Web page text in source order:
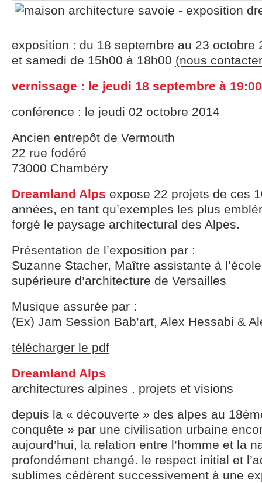
exposition : du 18 septembre au 23 octobre
et samedi de 15h00 à 18h00 (nous
vernissage : le jeudi 18 septembre à 19:00
conférence : le jeudi 02 octobre 2014
Ancien entrepôt de Vermouth
22 rue fodéré
73000 Chambéry
Dreamland Alps expose 22 projets de ces
années, en tant qu’exemples les plus
forgé le paysage architectural des Alpes.
Présentation de l’exposition par :
Suzanne Stacher, Maître assistante à
supérieure d’architecture de Versailles
Musique assurée par :
(Ex) Jam Session Bab’art, Alex Hessabi &
télécharger le pdf
Dreamland Alps
architectures alpines . projets et visions
depuis la « découverte » des alpes au
conquête » par une civilisation urbaine
aujourd’hui, la relation entre l’homme et la
profondément changé. le respect initial et
sublimes cédèrent successivement à une